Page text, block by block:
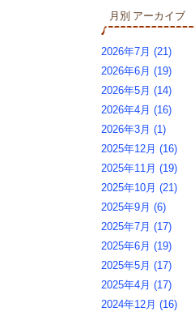
月別 アーカイブ
2026年7月 (21)
2026年6月 (19)
2026年5月 (14)
2026年4月 (16)
2026年3月 (1)
2025年12月 (16)
2025年11月 (19)
2025年10月 (21)
2025年9月 (6)
2025年7月 (17)
2025年6月 (19)
2025年5月 (17)
2025年4月 (17)
2024年12月 (16)